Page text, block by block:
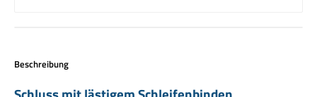
Beschreibung